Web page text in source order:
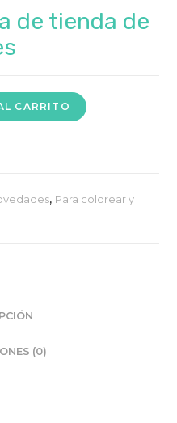
de tienda de
CARRITO
, Para colorear y
(0)